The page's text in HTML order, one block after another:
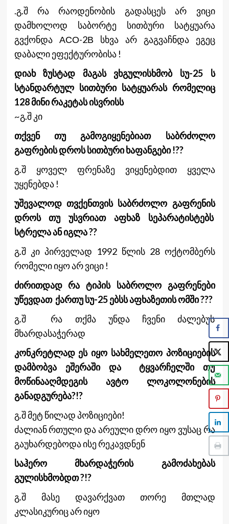
.გ.შ რა რაოდენობის გადასცეს არ ვიცი
დამხოლოდ საბორტე სითბური სატყუარა
გვქონდა АСО-2В სხვა არ გაგვაჩნდა ეგეც
დაბალი ეფექტურობისა !
დიახ ზუსტად მაგას ვხგულისხმობ სუ-25 ს
სტანდარტულ სითბური სატყუარას რომელიც
128 მინი რაკეტას ისვრისს
~გ.შ კი
თქვენ თუ გამოგიყენებიათ საბრძოლო
გაფრების დროს სითბური ხაფანგები !??
გ.შ ყოველ ფრენაზე ვიყენებდით ყველა
უყენებდა !
უშევალოდ თვქენთვის საბრძოლო გაფრენის
დროს თუ უსვრიათ აფხაზ სეპარატისტებს
სტრელა ან იგლა ??
გ.შ კი პირველად 1992 წლის 28 ოქტომბერს
რომელი იყო არ ვიცი !
ძირითდად რა ტიპის საბროლო გაფრენები
უწევდათ ქართუ სუ-25 ებსს აფხაზეთის ომში ???
გ.შ რა თქმა უნდა ჩვენი ძალებუს
მხარდასაჭერად
კონკრეტლად ეს იყო სახმელეთო პოზიციების
დამბობვა ეშერაში და ტყვარჩელში თუ
მოწინააღმდეგის ავტო ლოკოლონების
განადგურება?!?
გ.შ მეტ წილად პოზიციები!
ძალიან რთული და არეული დრო იყო ვუსაც რა
გაუხარდებოდა ისე რეკავდნენ
საჰერო მხარდაჭერის გამოძახებას
გულისხმობდთ ?!?
გ.შ მასე დავარქვათ თორე მთლად
კლასიკურიც არ იყო